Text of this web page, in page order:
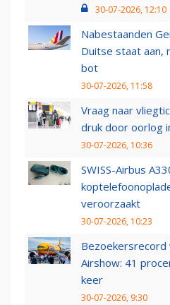
30-07-2026, 12:10
Nabestaanden
Duitse staat aan,
bot
30-07-2026, 11:58
Vraag naar
druk door oorlog
30-07-2026, 10:36
SWISS-Airbus
veroorzaakt
30-07-2026, 10:23
Bezoekersrecord
Airshow: 41
keer
30-07-2026, 9:30